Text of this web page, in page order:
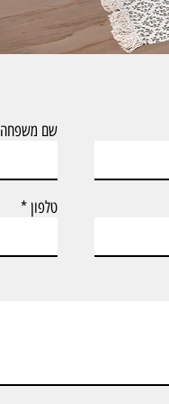
שם משפחה
טלפון